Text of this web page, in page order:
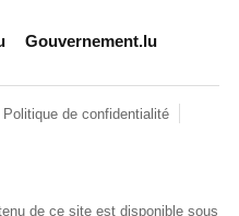
Gouvernement.lu
Politique de confidentialité
de ce site est disponible sous